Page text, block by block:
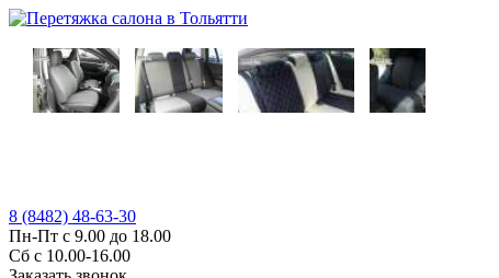
8 (8482) 48-63-30
Пн-Пт с 9.00 до 18.00
Сб с 10.00-16.00